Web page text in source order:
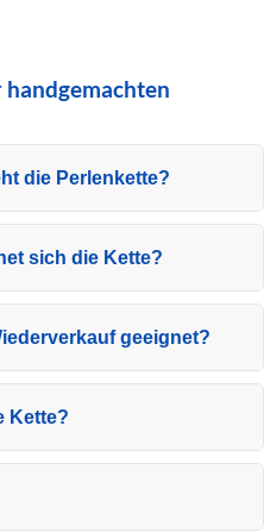
die Perlenkette?
sich die Kette?
geeignet?
Kette?